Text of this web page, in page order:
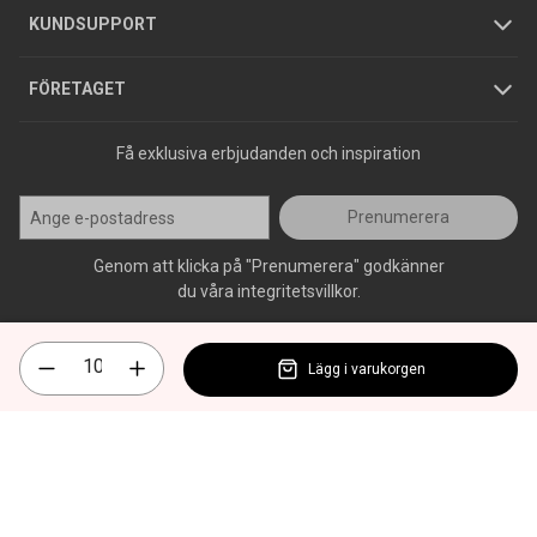
KUNDSUPPORT
Varumärken
FÖRETAGET
Jobba hos oss
Press
Få exklusiva erbjudanden och inspiration
Prenumerera
Genom att klicka på "Prenumerera" godkänner
du våra integritetsvillkor.
Lägg i varukorgen